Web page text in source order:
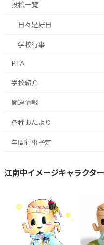
投稿一覧
日々是好日
学校行事
PTA
学校紹介
関連情報
各種おたより
年間行事予定
江南中イメージキャラクター